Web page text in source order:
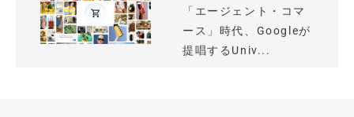
「エージェント・コマ
ース」時代、Googleが
提唱するUniv...